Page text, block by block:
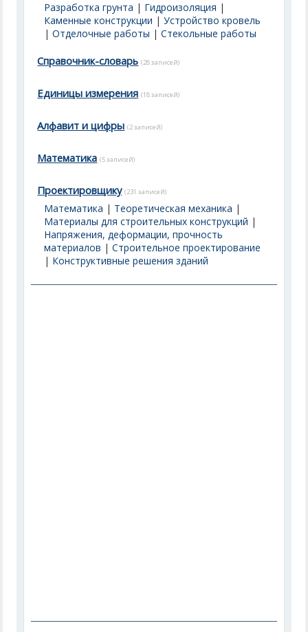
Разработка грунта | Гидроизоляция |
Каменные конструкции |Устройство кровель
|Отделочные работы |Стекольные работы
Справочник-словарь (28 записей)
Единицы измерения (18 записей)
Алфавит и цифры (2 записей)
Математика (5 записей)
Проектировщику (231 записей)
Математика | Теоретическая механика |
Материалы для строительных конструкций |
Напряжения, деформации, прочность
материалов |Строительное проектирование
| Конструктивные решения зданий